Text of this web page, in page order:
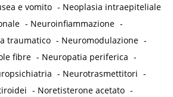
e vomito - Neoplasia intraepiteliale
- Neuroinfiammazione -
traumatico - Neuromodulazione -
fibre - Neuropatia periferica -
- Neurotrasmettitori -
- Noretisterone acetato -